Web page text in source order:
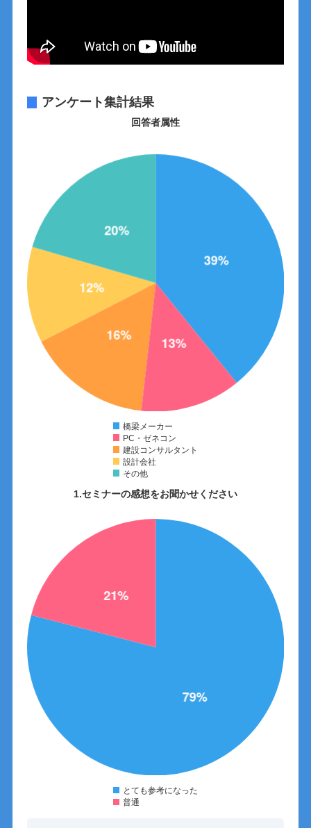
アンケート集計結果
回答者属性
橋梁メーカー
PC・ゼネコン
建設コンサルタント
設計会社
その他
1.セミナーの感想をお聞かせください
とても参考になった
普通